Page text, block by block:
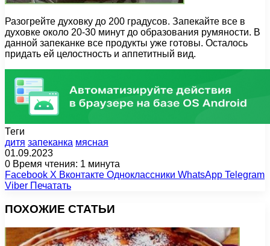
Разогрейте духовку до 200 градусов. Запекайте все в
духовке около 20-30 минут до образования румяности. В
данной запеканке все продукты уже готовы. Осталось
придать ей целостность и аппетитный вид.
Теги
дитя запеканка мясная
01.09.2023
0 Время чтения: 1 минута
Facebook X Вконтакте Одноклассники WhatsApp Telegram
Viber Печатать
ПОХОЖИЕ СТАТЬИ